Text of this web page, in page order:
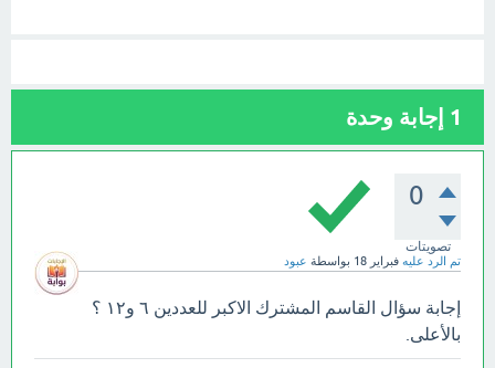
1 إجابة وحدة
0
تصويتات
تم الرد عليه فبراير 18 بواسطة عبود
إجابة سؤال القاسم المشترك الاكبر للعددين ٦ و١٢ ؟
بالأعلى.